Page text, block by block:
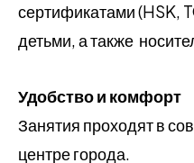
сертификатами (HSK,
детьми, а также
Удобство и комфорт
Занятия проходят в
центре города.